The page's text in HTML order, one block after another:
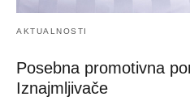
AKTUALNOSTI
Posebna promotivna
Iznajmljivače